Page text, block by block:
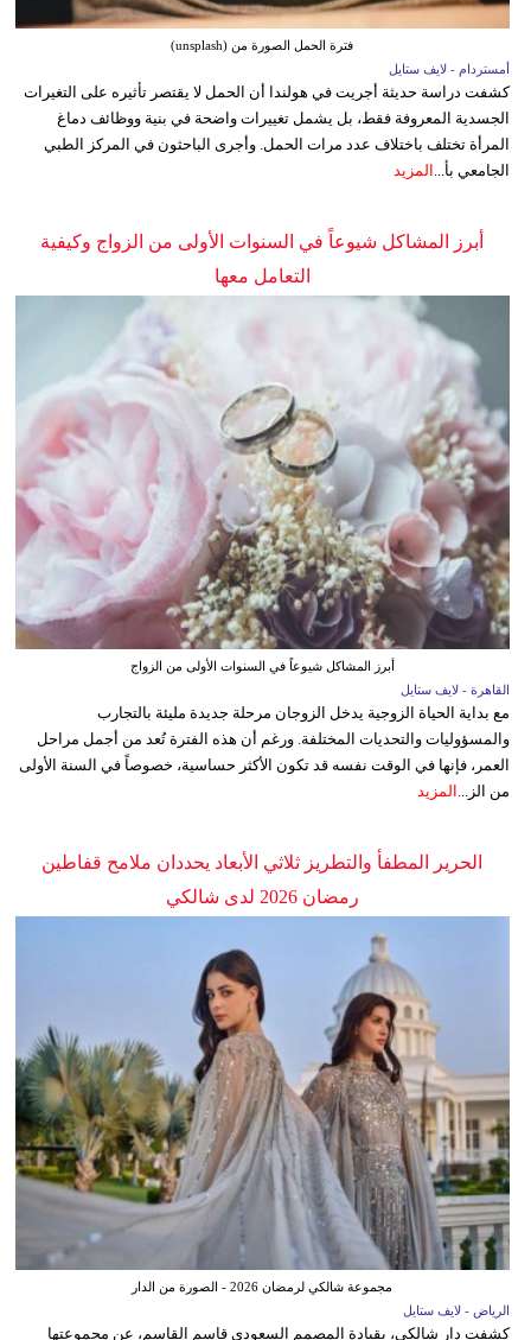
فترة الحمل الصورة من (unsplash)
أمستردام - لايف ستايل
كشفت دراسة حديثة أجريت في هولندا أن الحمل لا يقتصر تأثيره على التغيرات
الجسدية المعروفة فقط، بل يشمل تغييرات واضحة في بنية ووظائف دماغ
المرأة تختلف باختلاف عدد مرات الحمل. وأجرى الباحثون في المركز الطبي
الجامعي بأ... المزيد
أبرز المشاكل شيوعاً في السنوات الأولى من الزواج وكيفية
التعامل معها
أبرز المشاكل شيوعاً في السنوات الأولى من الزواج
القاهرة - لايف ستايل
مع بداية الحياة الزوجية يدخل الزوجان مرحلة جديدة مليئة بالتجارب
والمسؤوليات والتحديات المختلفة. ورغم أن هذه الفترة تُعد من أجمل مراحل
العمر، فإنها في الوقت نفسه قد تكون الأكثر حساسية، خصوصاً في السنة الأولى
من الز...
المزيد
الحرير المطفأ والتطريز ثلاثي الأبعاد يحددان ملامح قفاطين
رمضان 2026 لدى شالكي
مجموعة شالكي لرمضان 2026 - الصورة من الدار
الرياض - لايف ستايل
كشفت دار شالكي، بقيادة المصمم السعودي قاسم القاسم، عن مجموعتها